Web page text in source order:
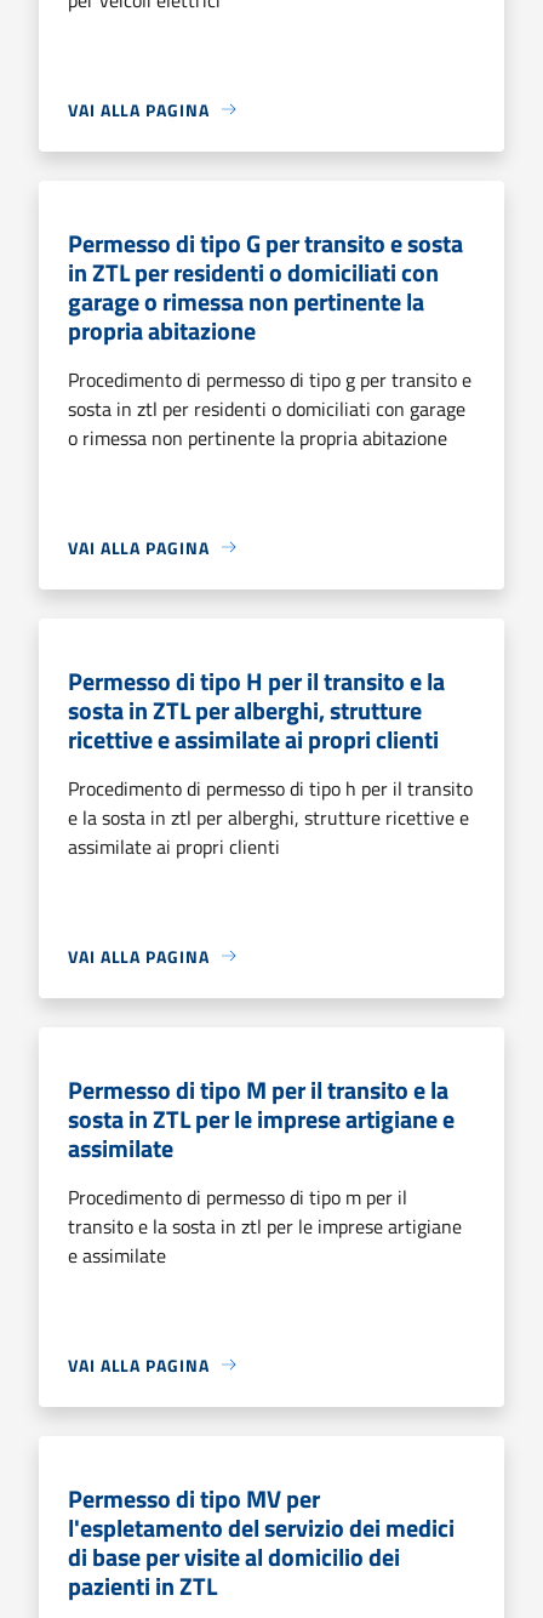
VAI ALLA PAGINA
Permesso di tipo G per transito e sosta
in ZTL per residenti o domiciliati con
garage o rimessa non pertinente la
propria abitazione
Procedimento di permesso di tipo g per transito e
sosta in ztl per residenti o domiciliati con garage
o rimessa non pertinente la propria abitazione
VAI ALLA PAGINA
Permesso di tipo H per il transito e la
sosta in ZTL per alberghi, strutture
ricettive e assimilate ai propri clienti
Procedimento di permesso di tipo h per il transito
e la sosta in ztl per alberghi, strutture ricettive e
assimilate ai propri clienti
VAI ALLA PAGINA
Permesso di tipo M per il transito e la
sosta in ZTL per le imprese artigiane e
assimilate
Procedimento di permesso di tipo m per il
transito e la sosta in ztl per le imprese artigiane
e assimilate
VAI ALLA PAGINA
Permesso di tipo MV per
l'espletamento del servizio dei medici
di base per visite al domicilio dei
pazienti in ZTL